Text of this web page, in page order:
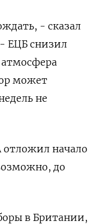
- сказал
ЕЦБ снизил
может
не
начало
до
в Британии,